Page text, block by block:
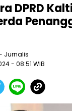
DPRD
Jurnalis
- 08:51 WIB